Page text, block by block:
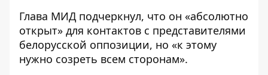
Глава МИД подчеркнул, что он «абсолютно
открыт» для контактов с представителями
белорусской оппозиции, но «к этому
нужно созреть всем сторонам».